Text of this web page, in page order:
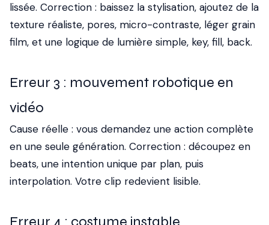
lissée. Correction : baissez la stylisation, ajoutez de la
texture réaliste, pores, micro-contraste, léger grain
film, et une logique de lumière simple, key, fill, back.
Erreur 3 : mouvement robotique en
vidéo
Cause réelle : vous demandez une action complète
en une seule génération. Correction : découpez en
beats, une intention unique par plan, puis
interpolation. Votre clip redevient lisible.